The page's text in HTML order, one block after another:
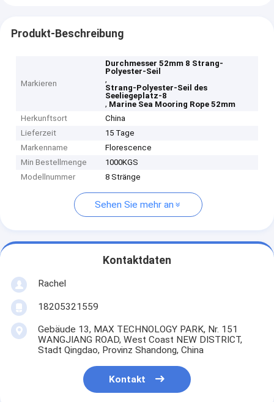
Produkt-Beschreibung
Markieren
Durchmesser 52mm 8 Strang-
Polyester-Seil
,
Strang-Polyester-Seil des
Seeliegeplatz-8
, Marine Sea Mooring Rope 52mm
Herkunftsort
China
Lieferzeit
15 Tage
Markenname
Florescence
Min Bestellmenge
1000KGS
Modellnummer
8 Stränge
Sehen Sie mehr an
Kontaktdaten
Rachel
18205321559
Gebäude 13, MAX TECHNOLOGY PARK, Nr. 151
WANGJIANG ROAD, West Coast NEW DISTRICT,
Stadt Qingdao, Provinz Shandong, China
Kontakt